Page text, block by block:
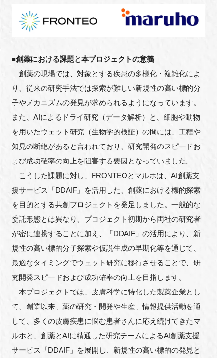
施設・アクセス
イベントお知らせメール登録
閉じる
■創薬における課題と本プロジェクトの意義
創薬の現場では、対象とする疾患の多様化・複雑化によ
り、従来の研究手法では探索が難しい新規性の高い標的分
子やメカニズムの発見が求められるようになっています。
また、AIによるドライ研究（データ解析）と、細胞や動物
を用いたウェット研究（生物学的検証）の間には、工程や
知見の断絶があると言われており、研究開発のスピードお
よび成功確率の向上を阻害する要因となっていました。
こうした課題に対し、FRONTEOとマルホは、AI創薬支
援サービス「DDAIF」を活用した、創薬における標的探索
を目的とする共創プロジェクトを発足しました。一般的な
委託形態とは異なり、プロジェクト初期から両社の研究者
が密に連携することに加え、「DDAIF」の活用により、新
規性の高い標的分子探索や仮説生成の早期化等を通じて、
最適なタイミングでウェット研究に移行させることで、研
究開発スピードおよび成功確率の向上を目指します。
本プロジェクトでは、皮膚科学に特化した製薬企業とし
て、創業以来、薬の研究・開発や生産、情報提供活動を通
して、多くの皮膚疾患に悩む患者さんに応え続けてきたマ
ルホと、創薬とAIに精通した研究チームによるAI創薬支援
サービス「DDAIF」を展開し、新規性の高い標的の発見と